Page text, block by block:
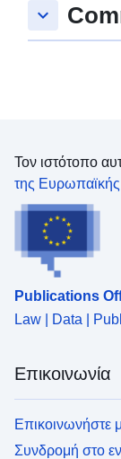
keyboard_arrow_down
Τον ιστότοπο
της
Publications
Law | Data |
Επικοινωνία
Επικοινωνήστε
Συνδρομή στο